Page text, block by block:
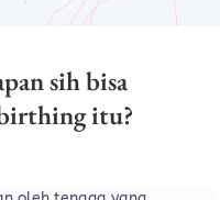
sih bisa
itu?